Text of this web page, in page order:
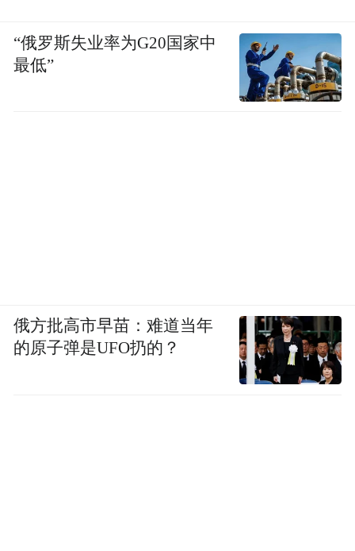
“俄罗斯失业率为G20国家中
最低”
俄方批高市早苗：难道当年
的原子弹是UFO扔的？